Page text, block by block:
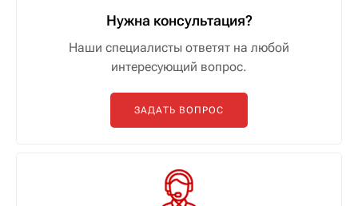
Нужна консультация?
Наши специалисты ответят на любой
интересующий вопрос.
ЗАДАТЬ ВОПРОС